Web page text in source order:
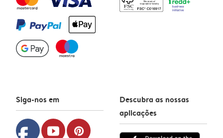
Siga-nos em
youtube pinterest
Descubra as nossas
aplicações